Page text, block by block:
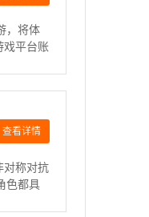
，将体
戏平台账
查看详情
对称对抗
色都具